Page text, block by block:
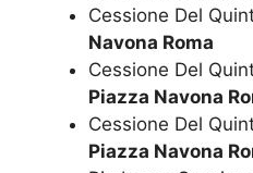
Cessione Del
Navona Roma
Cessione Del
Piazza Navona
Cessione Del
Piazza Navona